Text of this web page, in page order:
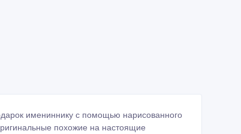
имениннику с помощью нарисованного
похожие на настоящие